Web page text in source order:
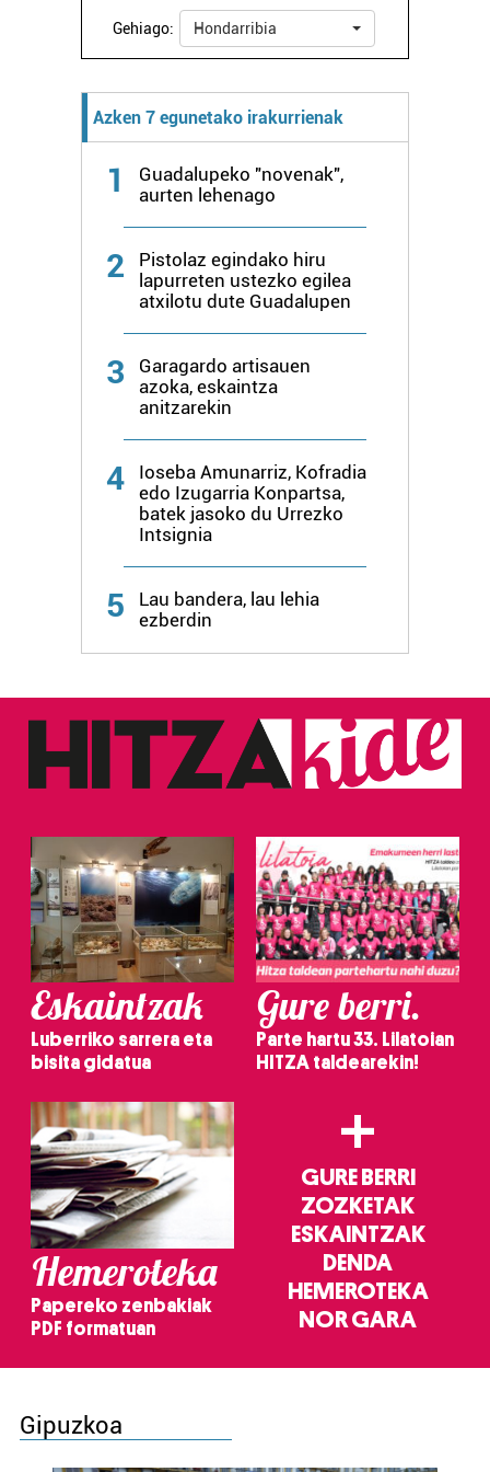
Gehiago: Hondarribia
Azken 7 egunetako irakurrienak
1
Guadalupeko "novenak",
aurten lehenago
2
Pistolaz egindako hiru
lapurreten ustezko egilea
atxilotu dute Guadalupen
3
Garagardo artisauen
azoka, eskaintza
anitzarekin
4
Ioseba Amunarriz, Kofradia
edo Izugarria Konpartsa,
batek jasoko du Urrezko
Intsignia
5
Lau bandera, lau lehia
ezberdin
Eskaintzak
Luberriko sarrera eta
bisita gidatua
Gure berri.
Parte hartu 33. Lilatoian
HITZA taldearekin!
Hemeroteka
Papereko zenbakiak
PDF formatuan
+
GURE BERRI
ZOZKETAK
ESKAINTZAK
DENDA
HEMEROTEKA
NOR GARA
Gipuzkoa